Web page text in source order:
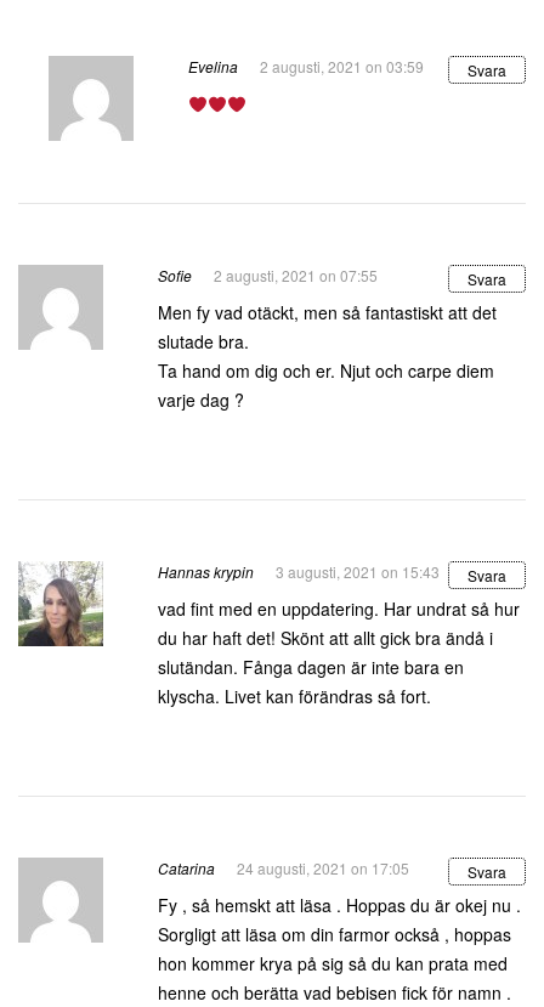
Evelina 2 augusti, 2021 on 03:59 Svara
Sofie 2 augusti, 2021 on 07:55 Svara
Men fy vad otäckt, men så fantastiskt att det
slutade bra.
Ta hand om dig och er. Njut och carpe diem
varje dag ?
Hannas krypin 3 augusti, 2021 on 15:43 Svara
vad fint med en uppdatering. Har undrat så hur
du har haft det! Skönt att allt gick bra ändå i
slutändan. Fånga dagen är inte bara en
klyscha. Livet kan förändras så fort.
Catarina 24 augusti, 2021 on 17:05 Svara
Fy , så hemskt att läsa . Hoppas du är okej nu .
Sorgligt att läsa om din farmor också , hoppas
hon kommer krya på sig så du kan prata med
henne och berätta vad bebisen fick för namn .